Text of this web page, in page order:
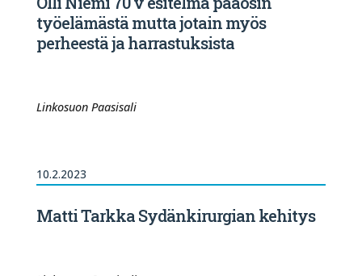
työelämästä mutta jotain myös
perheestä ja harrastuksista
Linkosuon Paasisali
10.2.2023
Matti Tarkka Sydänkirurgian kehitys